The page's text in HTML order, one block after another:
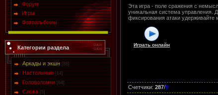
Форум
Игры
Фотоальбомы
Категории раздела
Аркады и экшн [88]
Настольные [14]
Головоломки [64]
Слова [5]
Эта игра - поле сражения с
уникальная система управления.
фиксирования атаки удерживайте
Играть онлайн
Счетчики: 287/9